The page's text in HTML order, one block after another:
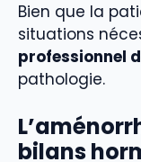
Bien que la
situations
professionnel
pathologie.
bilans